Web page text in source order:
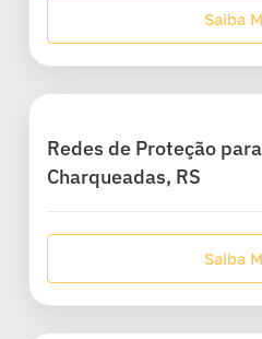
Saiba
Redes de Proteção
Charqueadas, RS
Saiba